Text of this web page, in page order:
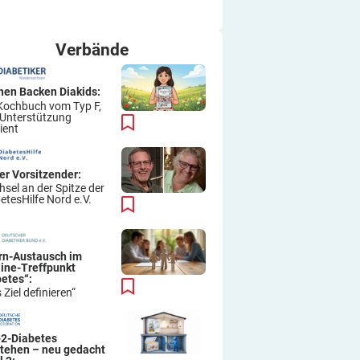
Verbände
Backen Diakids:
vom Typ F,
Vorsitzender:
an der Spitze der
Nord e.V.
Austausch im
Treffpunkt
Ziel definieren“
Diabetes
– neu gedacht